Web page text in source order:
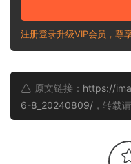
注册登录升级VIP会员，尊
原文链接： https://
6-8_20240809/ ，转载